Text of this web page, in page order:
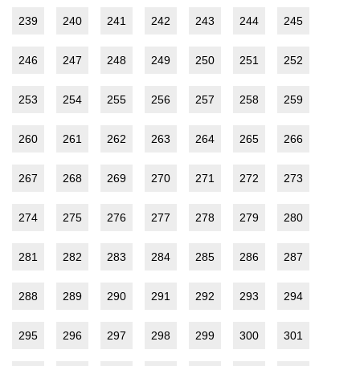
239 240 241 242 243 244 245
246 247 248 249 250 251 252
253 254 255 256 257 258 259
260 261 262 263 264 265 266
267 268 269 270 271 272 273
274 275 276 277 278 279 280
281 282 283 284 285 286 287
288 289 290 291 292 293 294
295 296 297 298 299 300 301